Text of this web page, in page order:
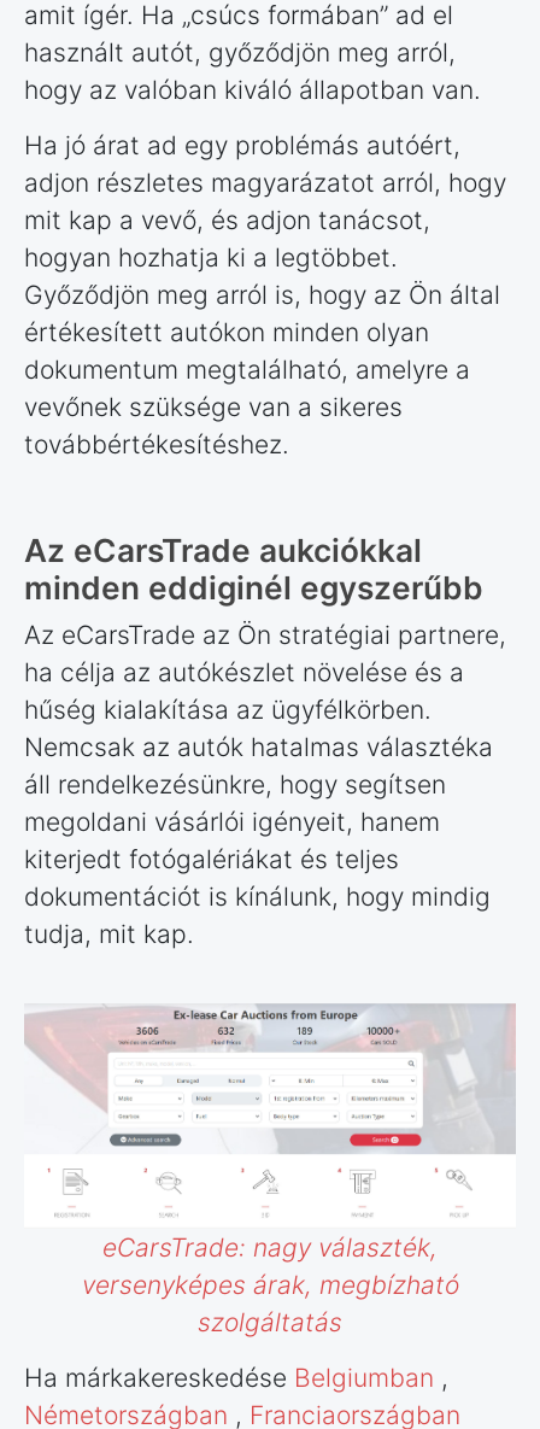
amit ígér. Ha „csúcs formában” ad el
használt autót, győződjön meg arról,
hogy az valóban kiváló állapotban van.
Ha jó árat ad egy problémás autóért,
adjon részletes magyarázatot arról, hogy
mit kap a vevő, és adjon tanácsot,
hogyan hozhatja ki a legtöbbet.
Győződjön meg arról is, hogy az Ön által
értékesített autókon minden olyan
dokumentum megtalálható, amelyre a
vevőnek szüksége van a sikeres
továbbértékesítéshez.
Az eCarsTrade aukciókkal
minden eddiginél egyszerűbb
Az eCarsTrade az Ön stratégiai partnere,
ha célja az autókészlet növelése és a
hűség kialakítása az ügyfélkörben.
Nemcsak az autók hatalmas választéka
áll rendelkezésünkre, hogy segítsen
megoldani vásárlói igényeit, hanem
kiterjedt fotógalériákat és teljes
dokumentációt is kínálunk, hogy mindig
tudja, mit kap.
eCarsTrade: nagy választék,
versenyképes árak, megbízható
szolgáltatás
Ha márkakereskedése Belgiumban ,
Németországban , Franciaországban